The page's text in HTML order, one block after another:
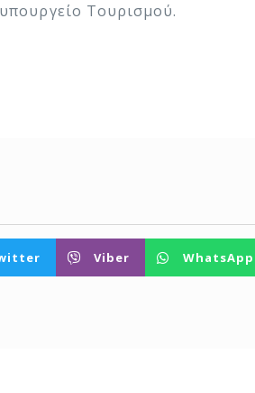
Τουρισμού.
Viber WhatsApp